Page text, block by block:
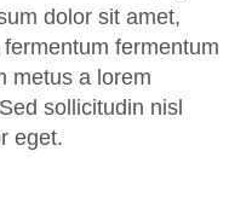
dolor sit amet,
fermentum
metus a lorem
sollicitudin nisl
eget.